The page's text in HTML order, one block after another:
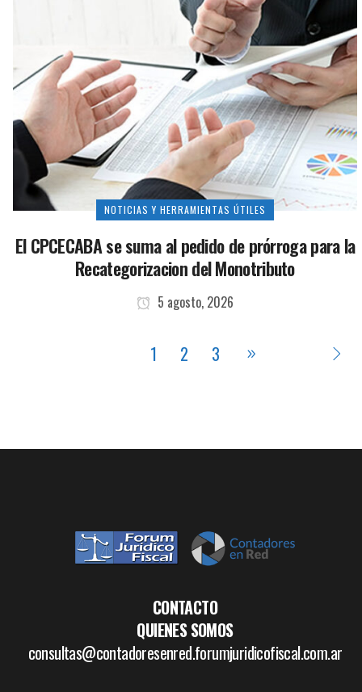
NOTICIAS Y HERRAMIENTAS ÚTILES
El CPCECABA se suma al pedido de prórroga para la
Recategorizacion del Monotributo
5 agosto, 2026
1 2 3
CONTACTO
QUIENES SOMOS
consultas@contadoresenred.forumjuridicofiscal.com.ar